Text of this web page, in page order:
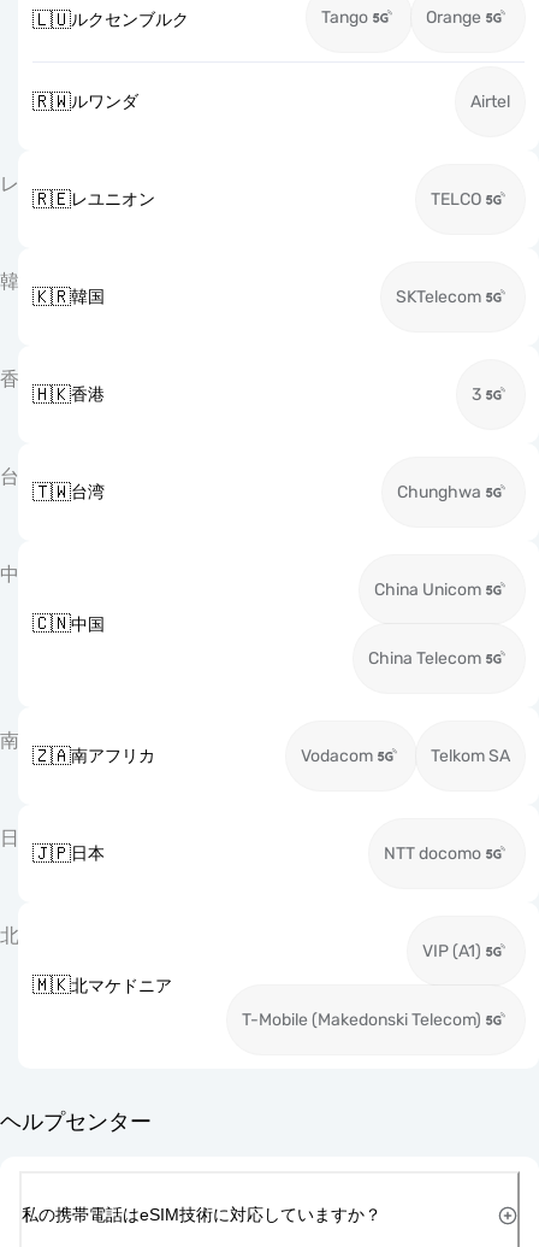
🇱🇺ルクセンブルク Tango Orange
🇷🇼ルワンダ Airtel
レ
🇷🇪レユニオン TELCO
韓
🇰🇷韓国 SKTelecom
香
🇭🇰香港 3
台
🇹🇼台湾 Chunghwa
中
🇨🇳中国
China Unicom
China Telecom
南
🇿🇦南アフリカ Vodacom Telkom SA
日
🇯🇵日本 NTT docomo
北
🇲🇰北マケドニア
VIP (A1)
T-Mobile (Makedonski Telecom)
ヘルプセンター
私の携帯電話はeSIM技術に対応していますか？